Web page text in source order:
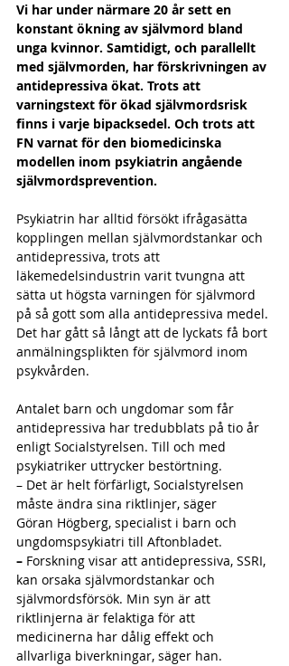
Vi har under närmare 20 år sett en
konstant ökning av självmord bland
unga kvinnor. Samtidigt, och parallellt
med självmorden, har förskrivningen av
antidepressiva ökat. Trots att
varningstext för ökad självmordsrisk
finns i varje bipacksedel. Och trots att
FN varnat för den biomedicinska
modellen inom psykiatrin angående
självmordsprevention.
Psykiatrin har alltid försökt ifrågasätta
kopplingen mellan självmordstankar och
antidepressiva, trots att
läkemedelsindustrin varit tvungna att
sätta ut högsta varningen för självmord
på så gott som alla antidepressiva medel.
Det har gått så långt att de lyckats få bort
anmälningsplikten för självmord inom
psykvården.
Antalet barn och ungdomar som får
antidepressiva har tredubblats på tio år
enligt Socialstyrelsen. Till och med
psykiatriker uttrycker bestörtning.
– Det är helt förfärligt, Socialstyrelsen
måste ändra sina riktlinjer, säger
Göran Högberg, specialist i barn och
ungdomspsykiatri till Aftonbladet.
– Forskning visar att antidepressiva, SSRI,
kan orsaka självmordstankar och
självmordsförsök. Min syn är att
riktlinjerna är felaktiga för att
medicinerna har dålig effekt och
allvarliga biverkningar, säger han.